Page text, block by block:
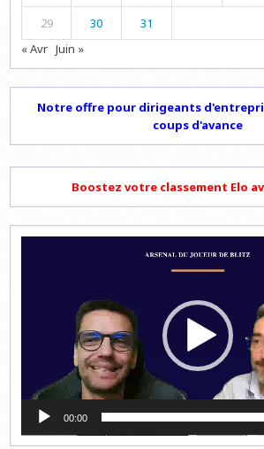
29 30
31
« Avr Juin »
Notre offre pour dirigeants
coups d'avance
Boostez votre classement Elo
00:00